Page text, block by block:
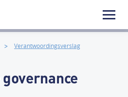
Verantwoordingsverslag